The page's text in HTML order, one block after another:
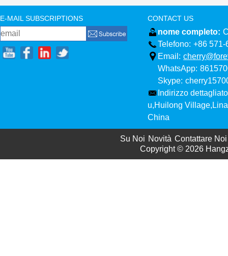
E-MAIL SUBSCRIPTIONS CONTACT US
nome completo:
Telefono: +86 571-
Email:
WhatsApp:
Skype:
Indirizzo
u,Huilong
China
Su Noi Novità Contattare Noi
Copyright © 2026